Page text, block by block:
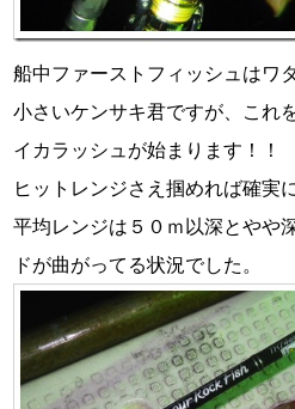
船中ファーストフィッシュはワタ
小さいケンサキ君ですが、これ
イカラッシュが始まります！！
ヒットレンジさえ掴めれば確実
平均レンジは５０ｍ以深とやや
ドが曲がってる状況でした。